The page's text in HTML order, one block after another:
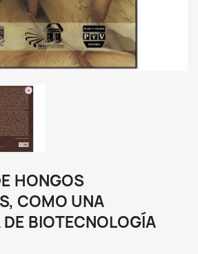
HONGOS
COMO UNA
DE BIOTECNOLOGÍA